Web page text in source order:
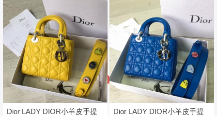
Dior LADY DIOR小羊皮手提
Dior LADY DIOR小羊皮手提